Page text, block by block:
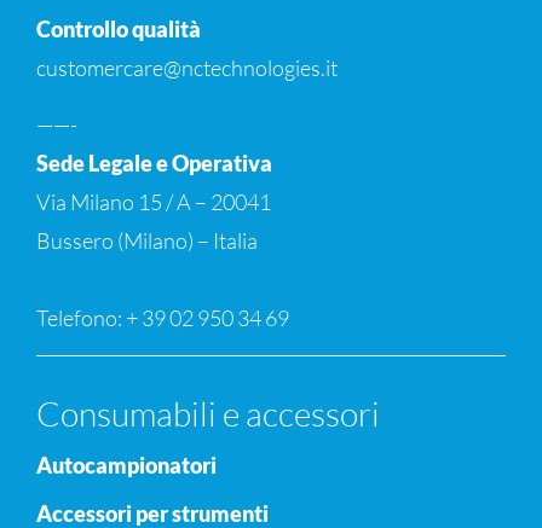
Controllo qualità
customercare@nctechnologies.it
——-
Sede Legale e Operativa
Via Milano 15 / A – 20041
Bussero (Milano) – Italia
Telefono: + 39 02 950 34 69
Consumabili e accessori
Autocampionatori
Accessori per strumenti